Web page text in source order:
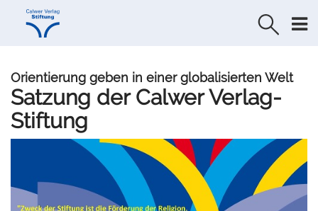
Direkt
Direkt
Orientierung geben in einer globalisierten Welt
Satzung der Calwer Verlag-
Stiftung